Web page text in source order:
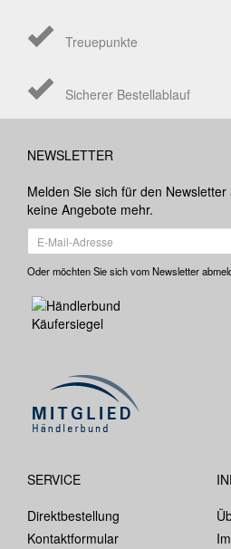
Treuepunkte
Sicherer Bestellablauf
NEWSLETTER
Melden Sie sich für den
keine Angebote mehr.
Oder möchten Sie sich vom Newsletter
SERVICE
Direktbestellung
Kontaktformular